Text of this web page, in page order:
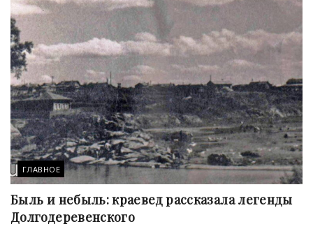
ГЛАВНОЕ
Быль и небыль: краевед рассказала легенды
Долгодеревенского